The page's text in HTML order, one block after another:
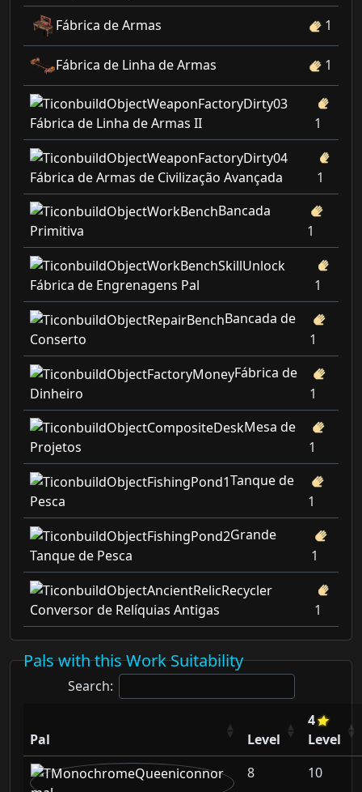
Fábrica de Armas
1
Fábrica de Linha de Armas 1
Fábrica de Linha de Armas II 1
Fábrica de Armas de Civilização Avançada
1
Bancada
Primitiva
1
Fábrica de Engrenagens Pal
1
Bancada de
Conserto
1
Fábrica de
Dinheiro
1
Mesa de
Projetos
1
Tanque de
Pesca
1
Grande
Tanque de Pesca
1
Conversor de Relíquias Antigas 1
Pals with this Work Suitability
Search:
Pal Level
4
Level
8
10